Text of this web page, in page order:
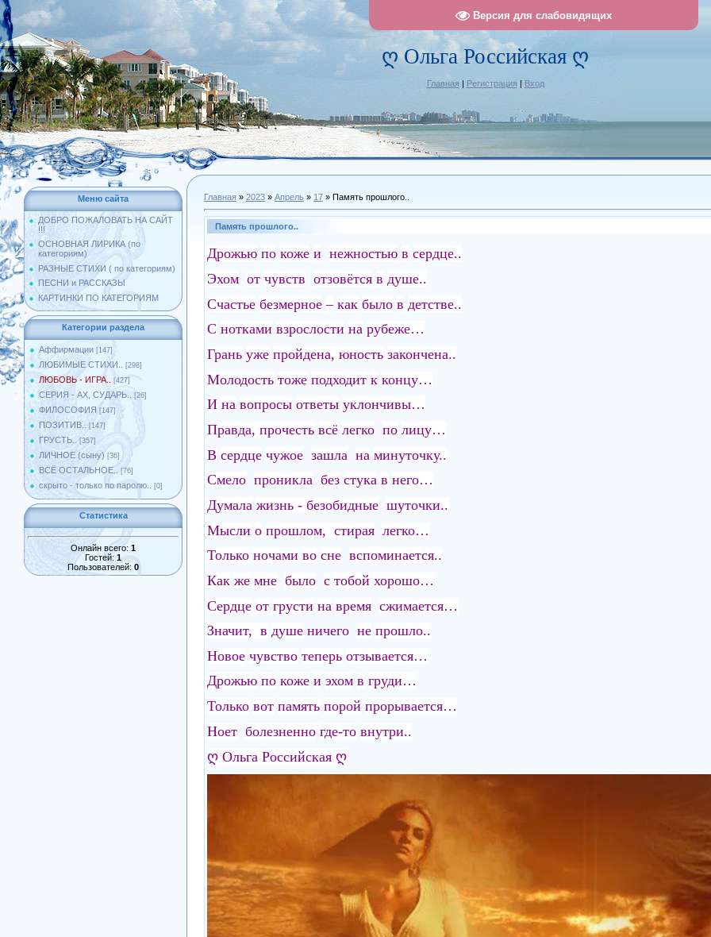
Версия для слабовидящих
ღ Ольга Российская ღ
Главная | Регистрация | Вход
Меню сайта
ДОБРО ПОЖАЛОВАТЬ НА САЙТ
!!!
ОСНОВНАЯ ЛИРИКА (по
категориям)
РАЗНЫЕ СТИХИ ( по категориям)
ПЕСНИ и РАССКАЗЫ
КАРТИНКИ ПО КАТЕГОРИЯМ
Категории раздела
Аффирмации [147]
ЛЮБИМЫЕ СТИХИ.. [298]
ЛЮБОВЬ - ИГРА.. [427]
СЕРИЯ - АХ, СУДАРЬ.. [26]
ФИЛОСОФИЯ [147]
ПОЗИТИВ.. [147]
ГРУСТЬ.. [357]
ЛИЧНОЕ (сыну) [36]
ВСЁ ОСТАЛЬНОЕ.. [76]
скрыто - только по паролю.. [0]
Статистика
Онлайн всего: 1
Гостей: 1
Пользователей: 0
Главная » 2023 » Апрель » 17 » Память прошлого..
Память прошлого..
Дрожью по коже и нежностью в сердце..
Эхом от чувств отзовётся в душе..
Счастье безмерное – как было в детстве..
С нотками взрослости на рубеже…
Грань уже пройдена, юность закончена..
Молодость тоже подходит к концу…
И на вопросы ответы уклончивы…
Правда, прочесть всё легко по лицу…
В сердце чужое зашла на минуточку..
Смело проникла без стука в него…
Думала жизнь - безобидные шуточки..
Мысли о прошлом, стирая легко…
Только ночами во сне вспоминается..
Как же мне было с тобой хорошо…
Сердце от грусти на время сжимается…
Значит, в душе ничего не прошло..
Новое чувство теперь отзывается…
Дрожью по коже и эхом в груди…
Только вот память порой прорывается…
Ноет болезненно где-то внутри..
ღ Ольга Российская ღ